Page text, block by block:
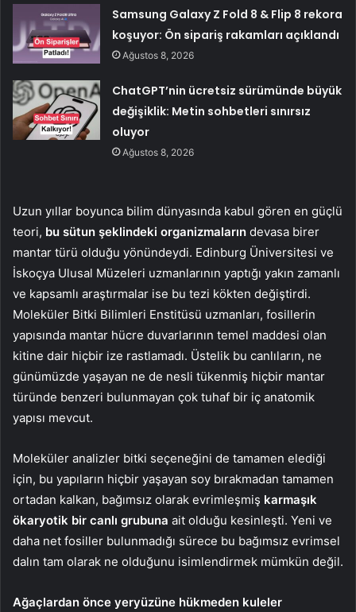
Samsung Galaxy Z Fold 8 & Flip 8 rekora
koşuyor: Ön sipariş rakamları açıklandı
Ağustos 8, 2026
ChatGPT’nin ücretsiz sürümünde büyük
değişiklik: Metin sohbetleri sınırsız
oluyor
Ağustos 8, 2026
Uzun yıllar boyunca bilim dünyasında kabul gören en güçlü
teori, bu sütun şeklindeki organizmaların devasa birer
mantar türü olduğu yönündeydi. Edinburg Üniversitesi ve
İskoçya Ulusal Müzeleri uzmanlarının yaptığı yakın zamanlı
ve kapsamlı araştırmalar ise bu tezi kökten değiştirdi.
Moleküler Bitki Bilimleri Enstitüsü uzmanları, fosillerin
yapısında mantar hücre duvarlarının temel maddesi olan
kitine dair hiçbir ize rastlamadı. Üstelik bu canlıların, ne
günümüzde yaşayan ne de nesli tükenmiş hiçbir mantar
türünde benzeri bulunmayan çok tuhaf bir iç anatomik
yapısı mevcut.
Moleküler analizler bitki seçeneğini de tamamen elediği
için, bu yapıların hiçbir yaşayan soy bırakmadan tamamen
ortadan kalkan, bağımsız olarak evrimleşmiş karmaşık
ökaryotik bir canlı grubuna ait olduğu kesinleşti. Yeni ve
daha net fosiller bulunmadığı sürece bu bağımsız evrimsel
dalın tam olarak ne olduğunu isimlendirmek mümkün değil.
Ağaçlardan önce yeryüzüne hükmeden kuleler